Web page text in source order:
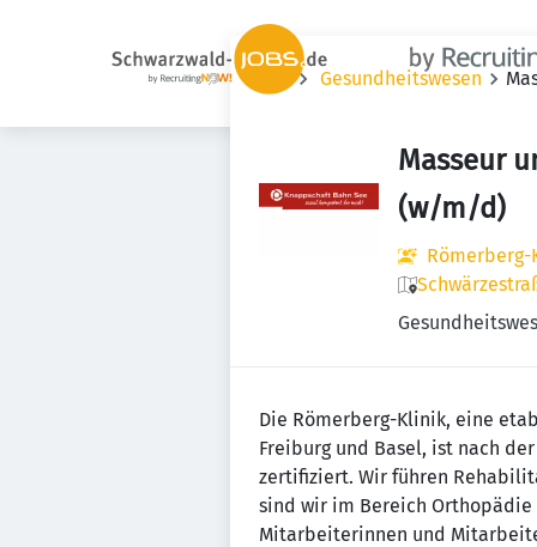
Gesundheitswesen
Masseur
(w/m/d)
Die Römerberg-Klinik, eine
Freiburg und Basel, ist nach der
zertifiziert. Wir führen
sind wir im Bereich Orthopädie
Mitarbeiterinnen und